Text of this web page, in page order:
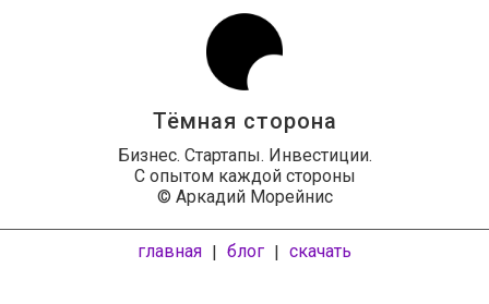
Тёмная сторона
Бизнес. Стартапы. Инвестиции.
С опытом каждой стороны
© Аркадий Морейнис
главная | блог | скачать